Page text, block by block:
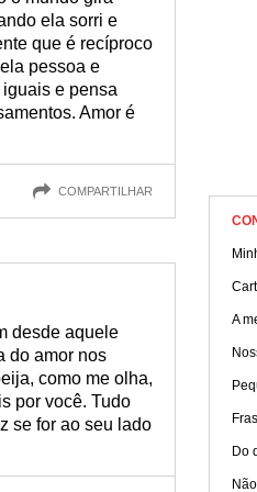
ela sorri e
que é recíproco
pessoa e
e pensa
Amor é
COMPARTILHAR
desde aquele
do amor nos
como me olha,
por você. Tudo
se for ao seu lado
A
Do